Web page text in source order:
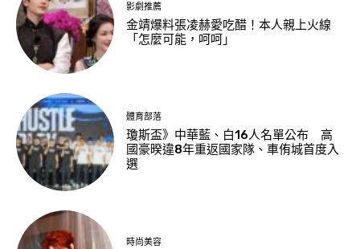
影劇推薦
金靖爆料張凌赫愛吃醋！本人親上火線
「怎麼可能，呵呵」
體育部落
瓊斯盃》中華藍、白16人名單公布 高
國豪暌違8年重返國家隊、車侑城首度入
選
時尚美容